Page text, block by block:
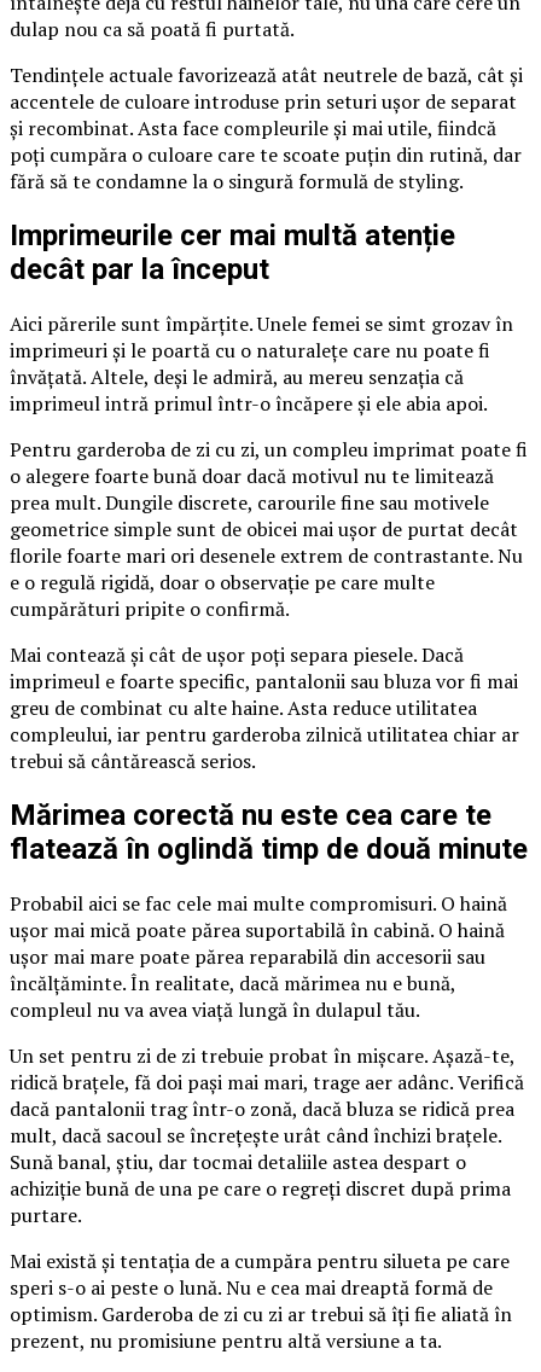
dulap nou ca să poată fi purtată.
Tendințele actuale favorizează atât neutrele de bază, cât și
accentele de culoare introduse prin seturi ușor de separat
și recombinat. Asta face compleurile și mai utile, fiindcă
poți cumpăra o culoare care te scoate puțin din rutină, dar
fără să te condamne la o singură formulă de styling.
Imprimeurile cer mai multă atenție
decât par la început
Aici părerile sunt împărțite. Unele femei se simt grozav în
imprimeuri și le poartă cu o naturalețe care nu poate fi
învățată. Altele, deși le admiră, au mereu senzația că
imprimeul intră primul într-o încăpere și ele abia apoi.
Pentru garderoba de zi cu zi, un compleu imprimat poate fi
o alegere foarte bună doar dacă motivul nu te limitează
prea mult. Dungile discrete, carourile fine sau motivele
geometrice simple sunt de obicei mai ușor de purtat decât
florile foarte mari ori desenele extrem de contrastante. Nu
e o regulă rigidă, doar o observație pe care multe
cumpărături pripite o confirmă.
Mai contează și cât de ușor poți separa piesele. Dacă
imprimeul e foarte specific, pantalonii sau bluza vor fi mai
greu de combinat cu alte haine. Asta reduce utilitatea
compleului, iar pentru garderoba zilnică utilitatea chiar ar
trebui să cântărească serios.
Mărimea corectă nu este cea care te
flatează în oglindă timp de două minute
Probabil aici se fac cele mai multe compromisuri. O haină
ușor mai mică poate părea suportabilă în cabină. O haină
ușor mai mare poate părea reparabilă din accesorii sau
încălțăminte. În realitate, dacă mărimea nu e bună,
compleul nu va avea viață lungă în dulapul tău.
Un set pentru zi de zi trebuie probat în mișcare. Așază-te,
ridică brațele, fă doi pași mai mari, trage aer adânc. Verifică
dacă pantalonii trag într-o zonă, dacă bluza se ridică prea
mult, dacă sacoul se încrețește urât când închizi brațele.
Sună banal, știu, dar tocmai detaliile astea despart o
achiziție bună de una pe care o regreți discret după prima
purtare.
Mai există și tentația de a cumpăra pentru silueta pe care
speri s-o ai peste o lună. Nu e cea mai dreaptă formă de
optimism. Garderoba de zi cu zi ar trebui să îți fie aliată în
prezent, nu promisiune pentru altă versiune a ta.